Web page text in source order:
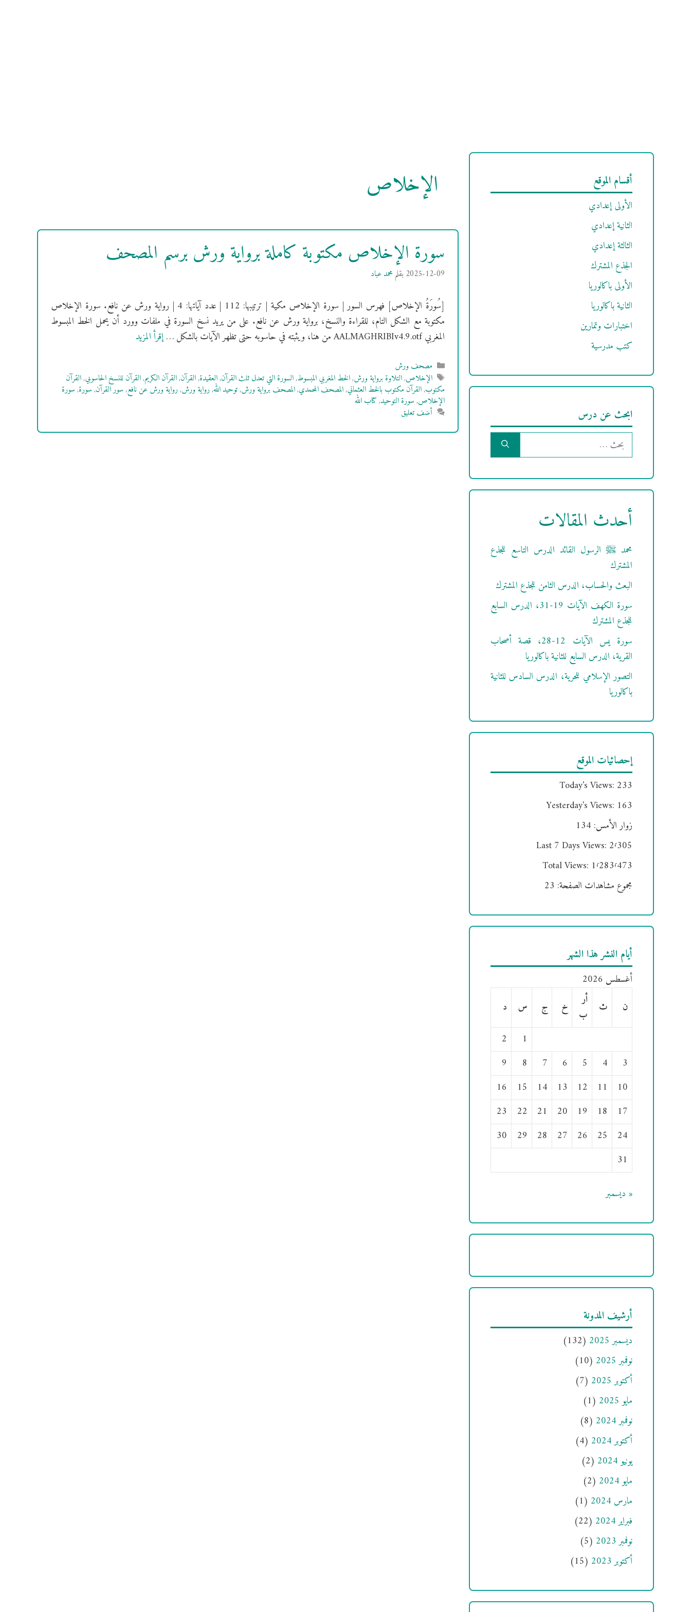
الإخلاص
سورة الإخلاص مكتوبة كاملة برواية ورش برسم المصحف
2025-12-09 بقلممحمد عباد
[سُورَةُ الإخلاص] فهرس السور | سورة الإخلاص مكية | ترتيبها: 112 | عدد آياتها: 4 | رواية ورش عن نافع. سورة الإخلاص
مكتوبة مع الشكل التام، للقراءة والنسخ، برواية ورش عن نافع. على من يريد نسخ السورة في ملفات وورد أن يحمل الخط المبسوط
المغربي AALMAGHRIBIv4.9.otf من هنا، ويثبته في حاسوبه حتى تظهر الآيات بالشكل …
إقرأ المزيد
التصنيفات
مصحف ورش
الوسوم
الإخلاص,التلاوة برواية ورش,الخط المغربي المبسوط,السورة التي تعدل ثلث القرآن,العقيدة,القرآن,القرآن الكريم,القرآن للنسخ الحاسوبي,القرآن
مكتوب,القرآن مكتوب بالخط العثماني,المصحف المحمدي,المصحف برواية ورش,توحيد الله,رواية ورش,رواية ورش عن نافع,سور القرآن,سورة,سورة
الإخلاص,سورة التوحيد,كتاب الله
أضف تعليق
أقسام الموقع
الأولى إعدادي
الثانية إعدادي
الثالثة إعدادي
الجذع المشترك
الأولى باكالوريا
الثانية باكالوريا
اختبارات وتمارين
كتب مدرسية
ابحث عن درس
البحث
عن:
أحدث المقالات
محمد ﷺ الرسول القائد الدرس التاسع للجذع
المشترك
البعث والحساب، الدرس الثامن للجذع المشترك
سورة الكهف الآيات 19-31، الدرس السابع
للجذع المشترك
سورة يس الآيات 12-28، قصة أصحاب
القرية، الدرس السابع للثانية باكالوريا
التصور الإسلامي للحرية، الدرس السادس للثانية
باكالوريا
إحصائيات الموقع
Today's Views: 233
Yesterday's Views: 163
زوار الأمس: 134
Last 7 Days Views: 2٬305
Total Views: 1٬283٬473
مجموع مشاهدات الصفحة: 23
أيام النشر هذا الشهر
أغسطس 2026
ن
ث
أر
ب
خ ج س
د
1
2
3
4
5
6
7
8
9
10
11
12
13
14
15
16
17
18
19
20
21
22
23
24
25
26
27
28
29
30
31
« ديسمبر
أرشيف المدونة
ديسمبر 2025
(132)
نوفمبر 2025
(10)
أكتوبر 2025
(7)
مايو 2025
(1)
نوفمبر 2024
(8)
أكتوبر 2024
(4)
يونيو 2024
(2)
مايو 2024
(2)
مارس 2024
(1)
فبراير 2024
(22)
نوفمبر 2023
(5)
أكتوبر 2023
(15)